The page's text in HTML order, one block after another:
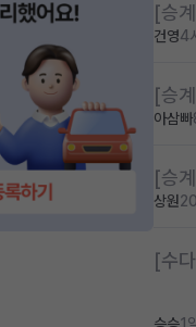
[승
건영4
[승
아삼빠
[승
상원
[수